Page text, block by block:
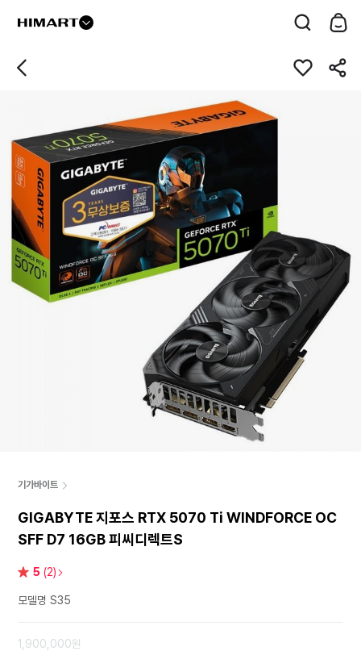
기가바이트
GIGABYTE 지포스 RTX 5070 Ti WINDFORCE OC
SFF D7 16GB 피씨디렉트S
별 5 (2)
모델명 S35
1,900,000원